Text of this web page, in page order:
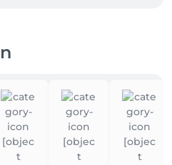
in entspannter
sich drauf, Sie dort